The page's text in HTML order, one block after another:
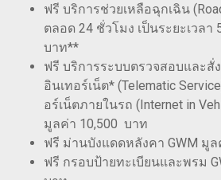
ฟรี บริการช่วยเหลือฉุกเฉิน
ตลอด 24 ชั่วโมง เป็นระยะเวลา
บาท**
ฟรี บริการระบบตรวจสอบและสั่
อินเทอร์เน็ต* (Telematic
อร์เน็ตภายในรถ (Internet in
มูลค่า 10,500 บาท
ฟรี ม่านบังแดดหลังคา GWM มูล
ฟรี กรอบป้ายทะเบียนและพรม